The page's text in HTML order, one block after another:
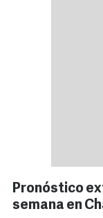
Pronóstico
semana en